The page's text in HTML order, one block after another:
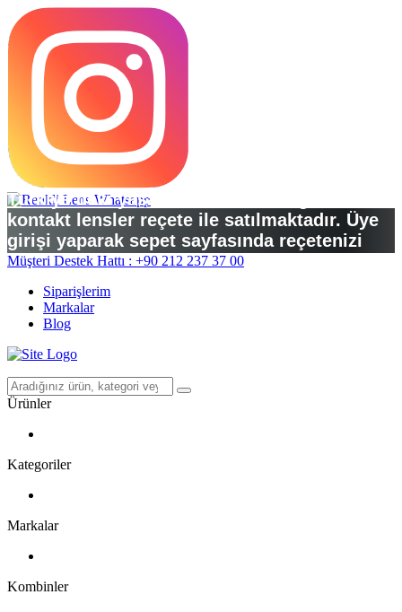
Türkiye’deki yasal düzenlemelere göre
kontakt lensler reçete ile satılmaktadır. Üye
girişi yaparak sepet sayfasında reçetenizi
yükleyebilirsiniz.
Müşteri Destek Hattı : +90 212 237 37 00
Siparişlerim
Markalar
Blog
Ürünler
Kategoriler
Markalar
Kombinler